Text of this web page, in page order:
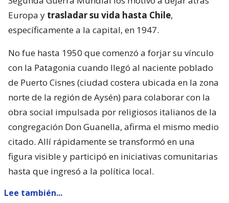
Europa y trasladar su vida hasta Chile,
específicamente a la capital, en 1947.
No fue hasta 1950 que comenzó a forjar su vínculo
con la Patagonia cuando llegó al naciente poblado
de Puerto Cisnes (ciudad costera ubicada en la zona
norte de la región de Aysén) para colaborar con la
obra social impulsada por religiosos italianos de la
congregación Don Guanella, afirma el mismo medio
citado. Allí rápidamente se transformó en una
figura visible y participó en iniciativas comunitarias
hasta que ingresó a la política local.
Lee también...